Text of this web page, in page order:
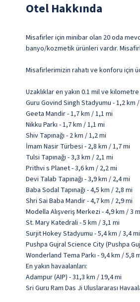
Otel Hakkında
Misafirler için minibar olan 20 oda
banyo/kozmetik ürünleri vardır.
Misafirlerimizin rahatı ve konforu için
Uzaklıklar en yakın 0.1 mil ve
Guru Govind Singh Stadyumu - 1,2 km
Geeta Mandir - 1,7 km / 1,1 mi
Nikku Parkı - 1,7 km / 1,1 mi
Shiv Tapınağı - 2 km / 1,2 mi
İmam Nasir Türbesi - 2,8 km / 1,7 mi
Tulsi Tapınağı - 3,3 km / 2,1 mi
Prithvi s Planet - 3,6 km / 2,2 mi
Devi Talab Tapınağı - 3,9 km / 2,4 mi
Baba Sodal Tapınağı - 4,5 km / 2,8 mi
Shri Sai Baba Mandir - 4,7 km / 2,9 mi
Modella Alışveriş Merkezi - 4,9 km / 3
St. Mary Katedrali - 5 km / 3,1 mi
Surjit Hokey Stadyumu - 5,4 km / 3,4 mi
Pushpa Gujral Science City (Pushpa
Wonderland Tema Parkı - 9,4 km / 5,8
En yakın havaalanları:
Adampur (AIP) - 31,3 km / 19,4 mi
Sri Guru Ram Das Ji Uluslararası